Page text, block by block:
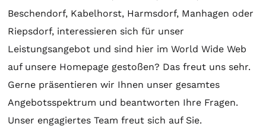
Beschendorf, Kabelhorst, Harmsdorf, Manhagen oder
Riepsdorf, interessieren sich für unser
Leistungsangebot und sind hier im World Wide Web
auf unsere Homepage gestoßen? Das freut uns sehr.
Gerne präsentieren wir Ihnen unser gesamtes
Angebotsspektrum und beantworten Ihre Fragen.
Unser engagiertes Team freut sich auf Sie.